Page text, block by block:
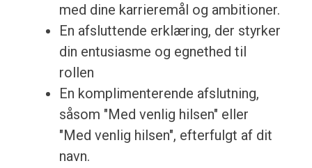
med dine karrieremål og ambitioner.
En afsluttende erklæring, der styrker
din entusiasme og egnethed til
rollen
En komplimenterende afslutning,
såsom "Med venlig hilsen" eller
"Med venlig hilsen", efterfulgt af dit
navn.